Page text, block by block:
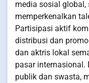
media sosial
memperkenalkan
Partisipasi aktif
distribusi dan
dan aktris lokal
pasar internasional.
publik dan swasta,